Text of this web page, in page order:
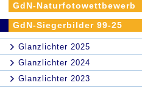
GdN-Naturfotowettbewerb
GdN-Siegerbilder 99-25
Glanzlichter 2025
Glanzlichter 2024
Glanzlichter 2023